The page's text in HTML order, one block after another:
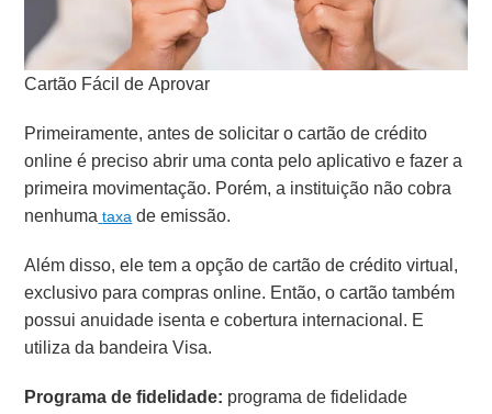
Cartão Fácil de Aprovar
Primeiramente, antes de solicitar o cartão de crédito
online é preciso abrir uma conta pelo aplicativo e fazer a
primeira movimentação. Porém, a instituição não cobra
nenhuma taxa de emissão.
Além disso, ele tem a opção de cartão de crédito virtual,
exclusivo para compras online. Então, o cartão também
possui anuidade isenta e cobertura internacional. E
utiliza da bandeira Visa.
Programa de fidelidade: programa de fidelidade